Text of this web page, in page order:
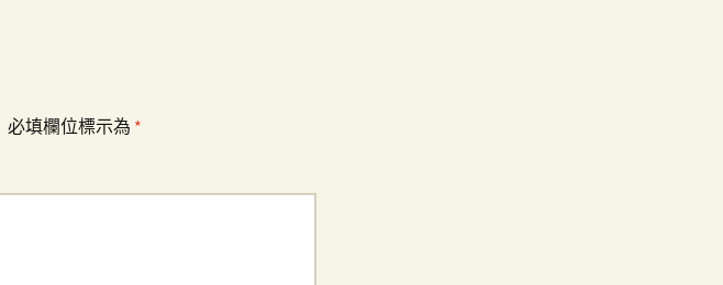
必填欄位標示為 *